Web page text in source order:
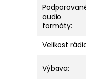
audio
formáty:
Velikost
Výbava: